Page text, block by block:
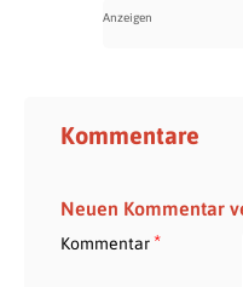
Kommentare
Neuen Kommentar
Kommentar*